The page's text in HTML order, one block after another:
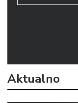
Aktualno